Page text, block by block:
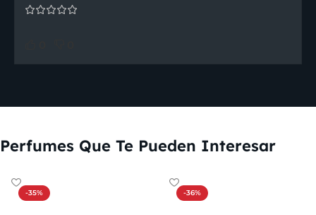
Perfumes Que Te Pueden Interesar
-35% -36%